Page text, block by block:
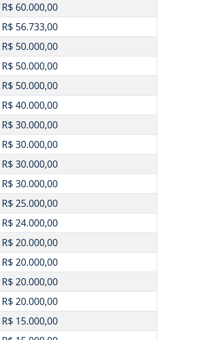
R$ 60.000,00
R$ 56.733,00
R$ 50.000,00
R$ 50.000,00
R$ 50.000,00
R$ 40.000,00
R$ 30.000,00
R$ 30.000,00
R$ 30.000,00
R$ 30.000,00
R$ 25.000,00
R$ 24.000,00
R$ 20.000,00
R$ 20.000,00
R$ 20.000,00
R$ 20.000,00
R$ 15.000,00